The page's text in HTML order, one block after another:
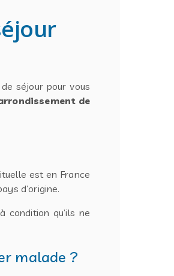
séjour pour vous
de
est en France
d’origine.
condition qu’ils ne
malade ?